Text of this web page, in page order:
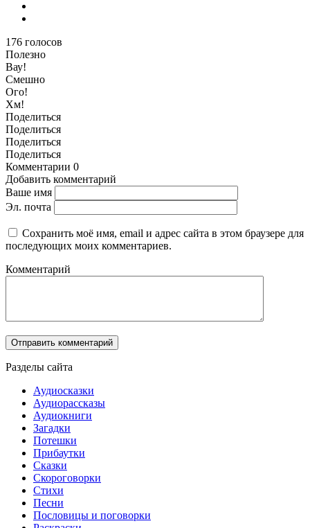
176 голосов
Полезно
Вау!
Смешно
Ого!
Хм!
Поделиться
Поделиться
Поделиться
Поделиться
Комментарии 0
Добавить комментарий
Ваше имя
Эл. почта
Сохранить моё имя, email и адрес сайта в этом браузере для
последующих моих комментариев.
Комментарий
Разделы сайта
Аудиосказки
Аудиорассказы
Аудиокниги
Загадки
Потешки
Прибаутки
Сказки
Скороговорки
Стихи
Песни
Пословицы и поговорки